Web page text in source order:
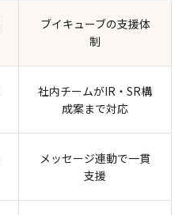
ブイキューブの支援体
制
社内チームがIR・SR構
成案まで対応
メッセージ連動で一貫
支援